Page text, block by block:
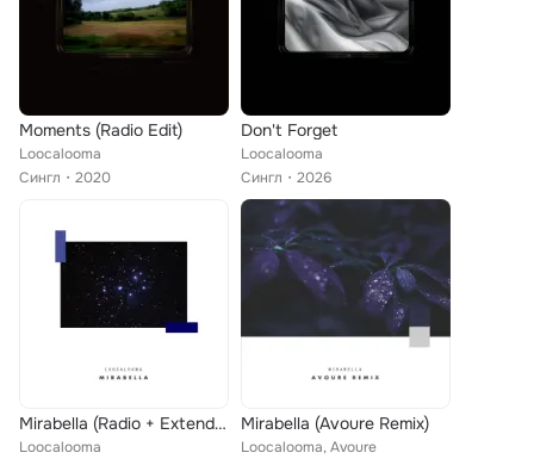
Moments (Radio Edit)
Loocalooma
Сингл
2020
Don't Forget
Loocalooma
Сингл
2026
Mirabella (Radio + Extended)
Loocalooma
Mirabella (Avoure Remix)
Loocalooma, Avoure